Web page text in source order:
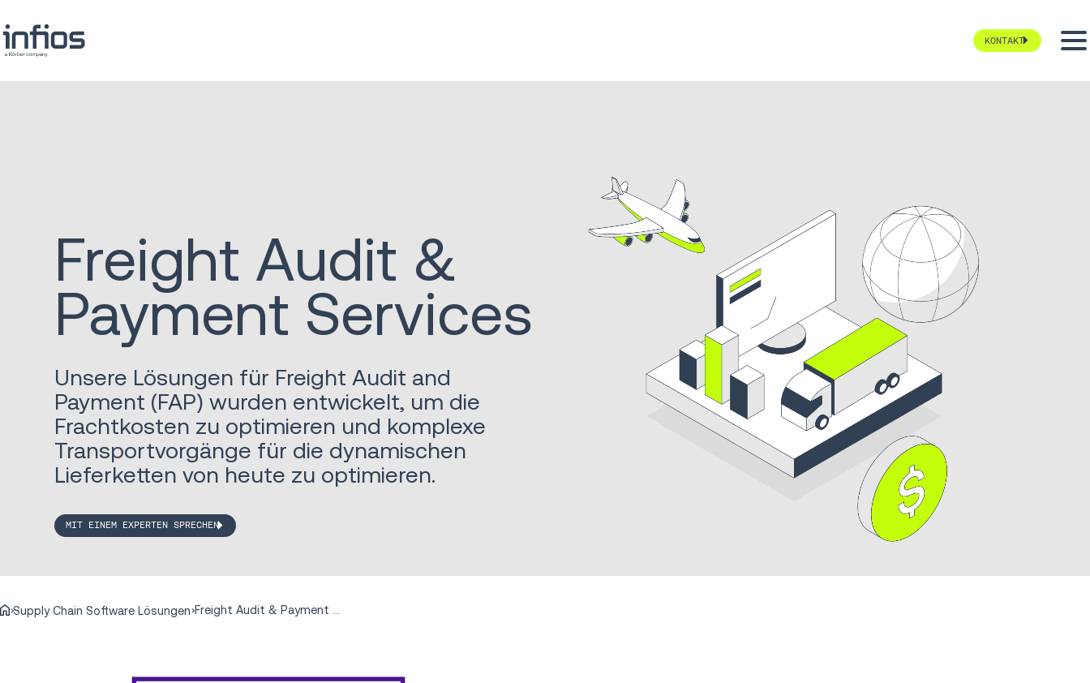
KONTAKT
Freight Audit &
Payment Services
Unsere Lösungen für Freight Audit and
Payment (FAP) wurden entwickelt, um die
Frachtkosten zu optimieren und komplexe
Transportvorgänge für die dynamischen
Lieferketten von heute zu optimieren.
MIT EINEM EXPERTEN SPRECHEN
Supply Chain Software Lösungen